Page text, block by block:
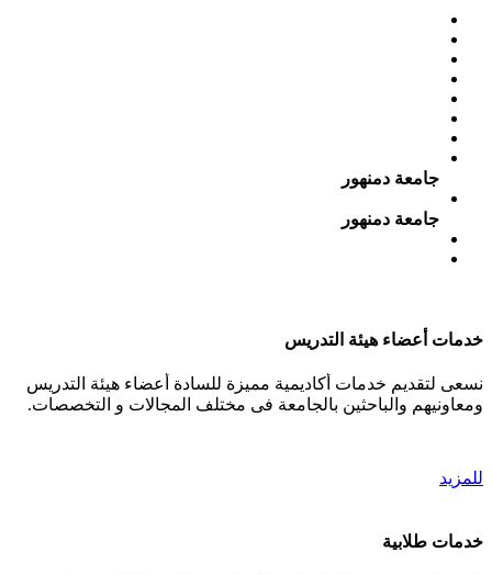
جامعة دمنهور
جامعة دمنهور
خدمات أعضاء هيئة التدريس
نسعى لتقديم خدمات أكاديمية مميزة للسادة أعضاء هيئة التدريس
ومعاونيهم والباحثين بالجامعة فى مختلف المجالات و التخصصات.
للمزيد
خدمات طلابية